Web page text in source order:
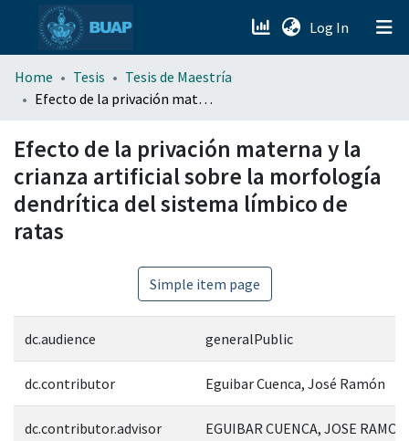
Log In (current)
menu.section.about_menu
Home Tesis
Tesis de Maestría
Efecto de la privación materna y la crianza artificial sobre la morfología dendrítica del sistema límbico de ratas
Efecto de la privación materna y la
crianza artificial sobre la morfología
dendrítica del sistema límbico de
ratas
Simple item page
dc.audience generalPublic
dc.contributor Eguibar Cuenca, José Ramón
dc.contributor.advisor EGUIBAR CUENCA, JOSE